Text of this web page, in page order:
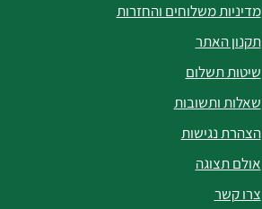
מדיניות משלוחים והחזרות
תקנון האתר
שיטות תשלום
שאלות ותשובות
הצהרת נגישות
אולם תצוגה
צרו קשר